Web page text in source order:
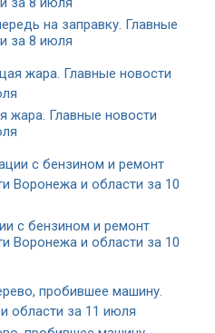
на заправку. Главные
за 8 июля
жара. Главные новости
с бензином и ремонт
Воронежа и области за 10